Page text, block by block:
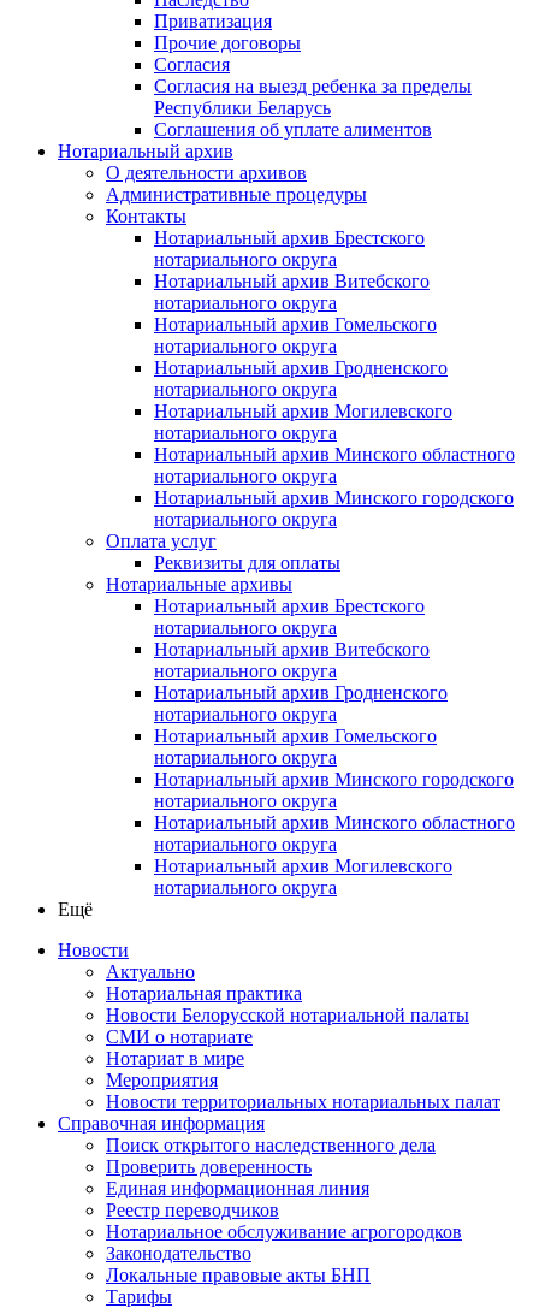
Приватизация
Прочие договоры
Согласия
Согласия на выезд ребенка за пределы
Республики Беларусь
Соглашения об уплате алиментов
Нотариальный архив
О деятельности архивов
Административные процедуры
Контакты
Нотариальный архив Брестского
нотариального округа
Нотариальный архив Витебского
нотариального округа
Нотариальный архив Гомельского
нотариального округа
Нотариальный архив Гродненского
нотариального округа
Нотариальный архив Могилевского
нотариального округа
Нотариальный архив Минского областного
нотариального округа
Нотариальный архив Минского городского
нотариального округа
Оплата услуг
Реквизиты для оплаты
Нотариальные архивы
Нотариальный архив Брестского
нотариального округа
Нотариальный архив Витебского
нотариального округа
Нотариальный архив Гродненского
нотариального округа
Нотариальный архив Гомельского
нотариального округа
Нотариальный архив Минского городского
нотариального округа
Нотариальный архив Минского областного
нотариального округа
Нотариальный архив Могилевского
нотариального округа
Ещё
Новости
Актуально
Нотариальная практика
Новости Белорусской нотариальной палаты
СМИ о нотариате
Нотариат в мире
Мероприятия
Новости территориальных нотариальных палат
Справочная информация
Поиск открытого наследственного дела
Проверить доверенность
Единая информационная линия
Реестр переводчиков
Нотариальное обслуживание агрогородков
Законодательство
Локальные правовые акты БНП
Тарифы